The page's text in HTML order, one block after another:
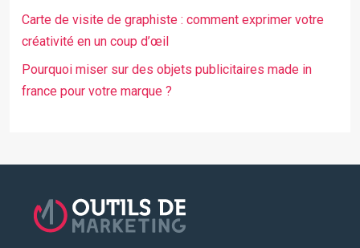
Carte de visite de graphiste : comment exprimer votre
créativité en un coup d’œil
Pourquoi miser sur des objets publicitaires made in
france pour votre marque ?